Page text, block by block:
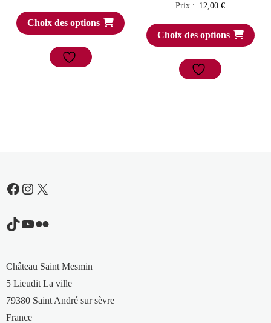
Choix des options
Prix : 12,00€
Choix des options
Facebook
Instagram
X
TikTok
YouTube
Flickr
Château Saint Mesmin
5 Lieudit La ville
79380 Saint André sur sèvre
France